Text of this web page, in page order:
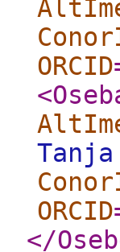
ORCID
ORCID
</